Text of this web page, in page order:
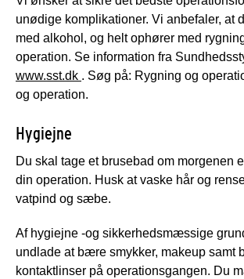
unødige komplikationer. Vi anbefaler, at
med alkohol, og helt ophører med
operation. Se information fra
www.sst.dk . Søg på: Rygning og
og operation.
Hygiejne
Du skal tage et brusebad om morgenen
din operation. Husk at vaske hår og
vatpind og sæbe.
Af hygiejne -og sikkerhedsmæssige
undlade at bære smykker, makeup samt
kontaktlinser på operationsgangen. Du